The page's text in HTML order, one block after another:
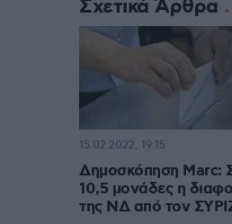
Σχετικά Άρθρα
Δημοσκόπηση Marc:
10,5 μονάδες η
της ΝΔ από τον
15.02.2022, 19:15